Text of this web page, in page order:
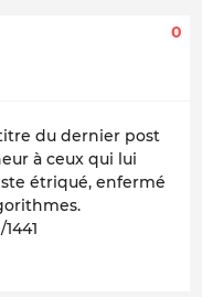
0
du dernier post
à ceux qui lui
étriqué, enfermé